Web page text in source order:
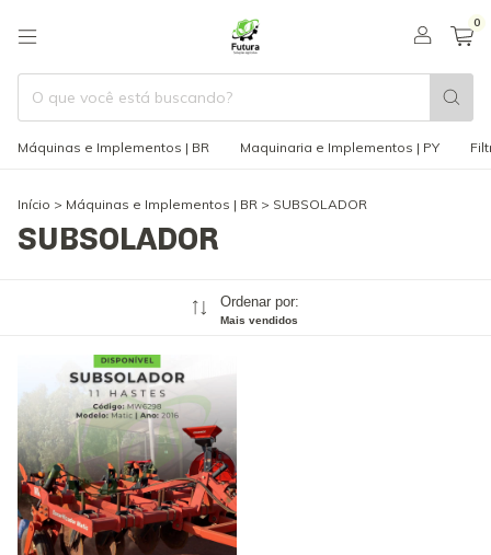
0
Máquinas e Implementos | BR Maquinaria e Implementos | PY
Início > Máquinas e Implementos | BR > SUBSOLADOR
SUBSOLADOR
Ordenar por:
Mais vendidos